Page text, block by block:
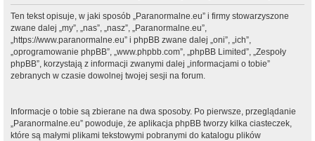
Ten tekst opisuje, w jaki sposób „Paranormalne.eu” i firmy stowarzyszone
zwane dalej „my”, „nas”, „nasz”, „Paranormalne.eu”,
„https://www.paranormalne.eu” i phpBB zwane dalej „oni”, „ich”,
„oprogramowanie phpBB”, „www.phpbb.com”, „phpBB Limited”, „Zespoły
phpBB”, korzystają z informacji zwanymi dalej „informacjami o tobie”
zebranych w czasie dowolnej twojej sesji na forum.
Informacje o tobie są zbierane na dwa sposoby. Po pierwsze, przeglądanie
„Paranormalne.eu” powoduje, że aplikacja phpBB tworzy kilka ciasteczek,
które są małymi plikami tekstowymi pobranymi do katalogu plików